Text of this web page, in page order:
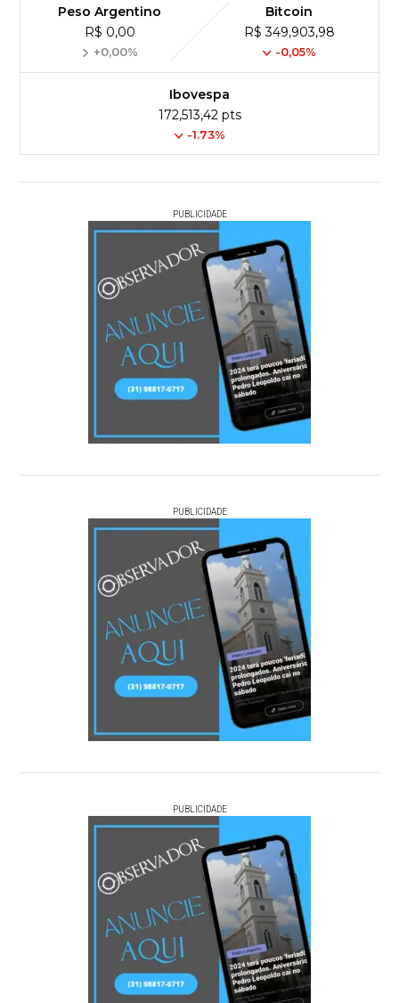
Peso Argentino
R$ 0,00
+0,00%
Bitcoin
R$ 349,903,98
-0,05%
Ibovespa
172,513,42 pts
-1.73%
PUBLICIDADE
PUBLICIDADE
PUBLICIDADE